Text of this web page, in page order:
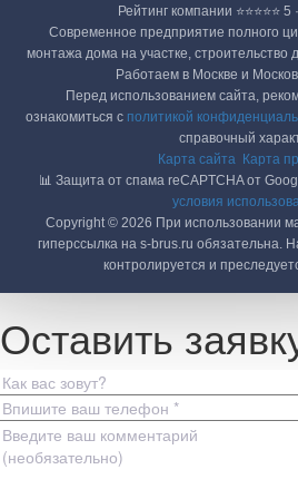
Рейтинг компании ⭐⭐⭐⭐⭐
Современное предприятие полного
монтажа дома на участке, строительство
Работаем в Москве и
Перед использованием сайта,
ознакомиться с политикой
справочный
Карта сайта
Карта
📊 Защита от спама reCAPTCHA от
условия
Copyright © 2026 При использовании
гиперссылка на s-brus.ru обязательна.
контролируется и
Оставить